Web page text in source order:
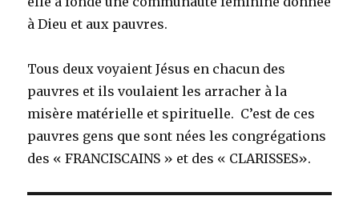
à Dieu et aux pauvres.
Tous deux voyaient Jésus en chacun des
pauvres et ils voulaient les arracher à la
misère matérielle et spirituelle. C’est de ces
pauvres gens que sont nées les congrégations
des « FRANCISCAINS » et des « CLARISSES».